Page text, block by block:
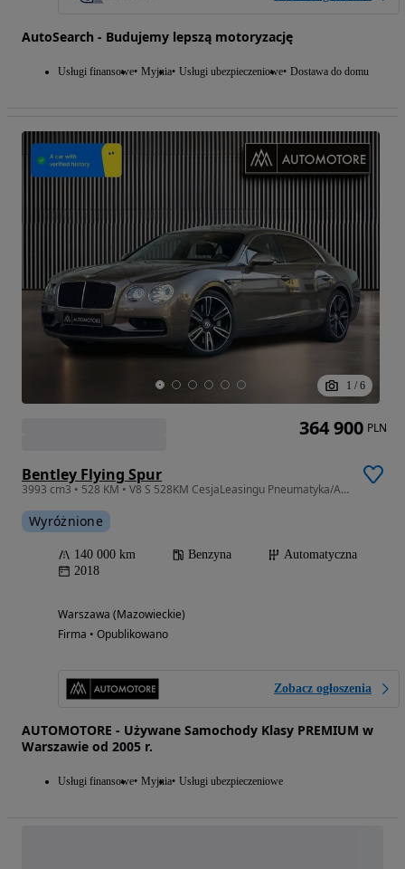
AutoSearch - Budujemy lepszą motoryzację
Usługi finansowe Myjnia Usługi ubezpieczeniowe Dostawa do domu
1 / 6
Bentley Flying Spur
3993 cm3 • 528 KM • V8 S 528KM CesjaLeasingu Pneumatyka/AktywnyTempomat/Mulliner/Breitling
Wyróżnione
140 000 km Benzyna
Automatyczna
2018
Warszawa (Mazowieckie)
Firma • Opublikowano
Zobacz ogłoszenia
AUTOMOTORE - Używane Samochody Klasy PREMIUM w
Warszawie od 2005 r.
Usługi finansowe Myjnia Usługi ubezpieczeniowe
364 900 PLN